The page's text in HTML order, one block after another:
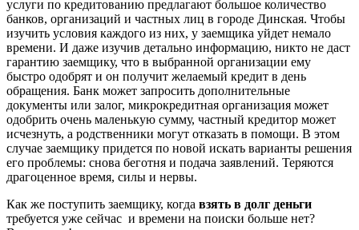
услуги по кредитованию предлагают большое количество
банков, организаций и частных лиц в городе Динская. Чтобы
изучить условия каждого из них, у заемщика уйдет немало
времени. И даже изучив детально информацию, никто не даст
гарантию заемщику, что в выбранной организации ему
быстро одобрят и он получит желаемый кредит в день
обращения. Банк может запросить дополнительные
документы или залог, микрокредитная организация может
одобрить очень маленькую сумму, частный кредитор может
исчезнуть, а родственники могут отказать в помощи. В этом
случае заемщику придется по новой искать варианты решения
его проблемы: снова беготня и подача заявлений. Теряются
драгоценное время, силы и нервы.
Как же поступить заемщику, когда взять в долг деньги
требуется уже сейчас и времени на поиски больше нет?